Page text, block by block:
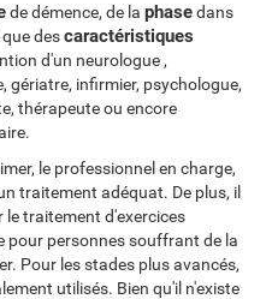
de démence, de laphasedans
que descaractéristiques
d'un neurologue ,
gériatre, infirmier, psychologue,
thérapeute ou encore
le professionnel en charge,
traitement adéquat. De plus, il
traitement d'exercices
pour personnes souffrant de la
Pour les stades plus avancés,
utilisés. Bien qu'il n'existe